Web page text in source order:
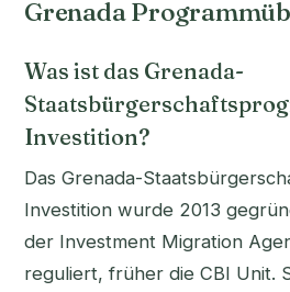
Grenada
Was ist das Grenada-
Investition?
Das Grenada-
Investition wurde 2013
der Investment Migration
reguliert, früher die CBI Unit.